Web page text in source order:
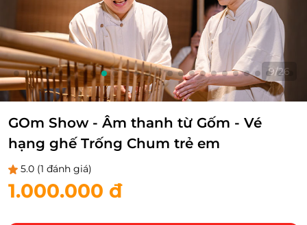
9/26
GOm Show - Âm thanh từ Gốm - Vé
hạng ghế Trống Chum trẻ em
5.0 (1 đánh giá)
1.000.000 đ